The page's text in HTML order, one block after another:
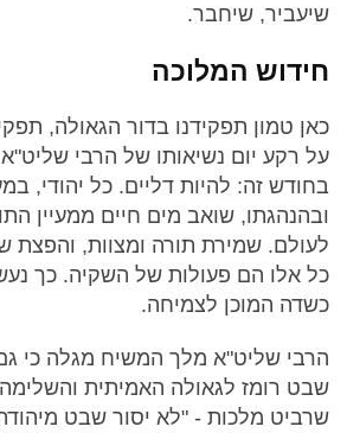
שיעביר, שיחבר.
חידוש המלוכה
כאן טמון תפקידנו בדור הגאולה,
על רקע יום נשיאותו של הרבי
בחודש זה: להיות דליים. כל יהודי,
ובהנהגתו, שואב מים חיים ממעיין
לעולם. שמירת תורה ומצוות, והפצת
כל אלו הם פעולות של השקיה. כך
כשדה המוכן לצמיחה.
הרבי שליט"א מלך המשיח מגלה כי
שבט רומז לגאולה האמיתית
שרביט מלכות - "לא יסור שבט